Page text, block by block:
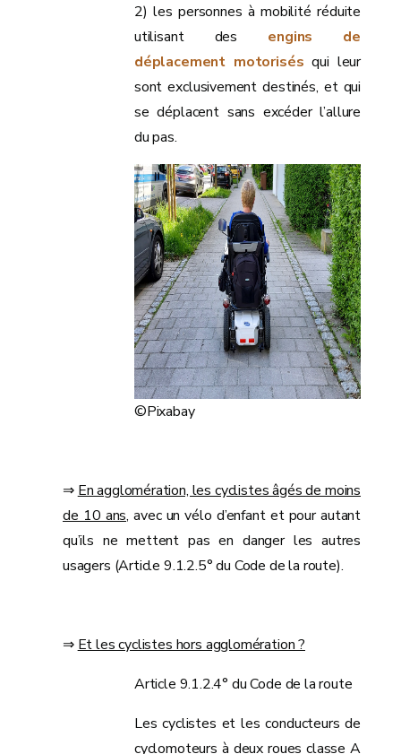
2) les personnes à mobilité réduite
utilisant des engins de
déplacement motorisés qui leur
sont exclusivement destinés, et qui
se déplacent sans excéder l’allure
du pas.
©Pixabay
⇒ En agglomération, les cyclistes âgés de moins
de 10 ans, avec un vélo d’enfant et pour autant
qu’ils ne mettent pas en danger les autres
usagers (Article 9.1.2.5° du Code de la route).
⇒ Et les cyclistes hors agglomération ?
Article 9.1.2.4° du Code de la route
Les cyclistes et les conducteurs de
cyclomoteurs à deux roues classe A